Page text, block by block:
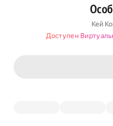
Кей
Доступен